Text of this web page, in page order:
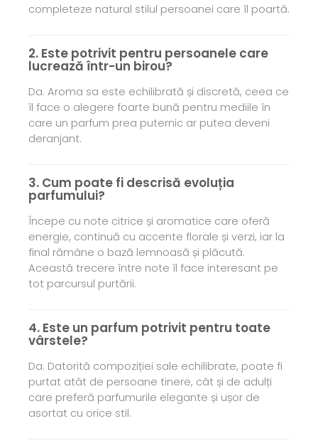
completeze natural stilul persoanei care îl poartă.
2. Este potrivit pentru persoanele care
lucrează într-un birou?
Da. Aroma sa este echilibrată și discretă, ceea ce
îl face o alegere foarte bună pentru mediile în
care un parfum prea puternic ar putea deveni
deranjant.
3. Cum poate fi descrisă evoluția
parfumului?
Începe cu note citrice și aromatice care oferă
energie, continuă cu accente florale și verzi, iar la
final rămâne o bază lemnoasă și plăcută.
Această trecere între note îl face interesant pe
tot parcursul purtării.
4. Este un parfum potrivit pentru toate
vârstele?
Da. Datorită compoziției sale echilibrate, poate fi
purtat atât de persoane tinere, cât și de adulți
care preferă parfumurile elegante și ușor de
asortat cu orice stil.